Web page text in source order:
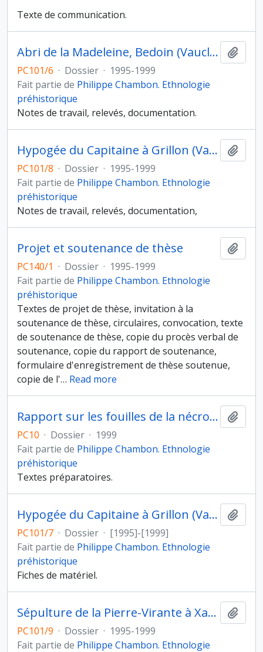
Texte de communication.
Abri de la Madeleine, Bedoin (Vaucluse)
PC101/6 · Dossier · 1995-1999
Fait partie de Philippe Chambon. Ethnologie
préhistorique
Notes de travail, relevés, documentation.
Hypogée du Capitaine à Grillon (Vaucluse)
PC101/8 · Dossier · 1995-1999
Fait partie de Philippe Chambon. Ethnologie
préhistorique
Notes de travail, relevés, documentation,
Projet et soutenance de thèse
PC140/1 · Dossier · 1995-1999
Fait partie de Philippe Chambon. Ethnologie
préhistorique
Textes de projet de thèse, invitation à la
soutenance de thèse, circulaires, convocation, texte
de soutenance de thèse, copie du procès verbal de
soutenance, copie du rapport de soutenance,
formulaire d'enregistrement de thèse soutenue,
copie de l'… Read more
Rapport sur les fouilles de la nécropole néolithique du site "Sur Macherin" à Moneteau (Yonne)
PC10 · Dossier · 1999
Fait partie de Philippe Chambon. Ethnologie
préhistorique
Textes préparatoires.
Hypogée du Capitaine à Grillon (Vaucluse)
PC101/7 · Dossier · [1995]-[1999]
Fait partie de Philippe Chambon. Ethnologie
préhistorique
Fiches de matériel.
Sépulture de la Pierre-Virante à Xanton-Chassenon (Vendée)
PC101/9 · Dossier · 1995-1999
Fait partie de Philippe Chambon. Ethnologie